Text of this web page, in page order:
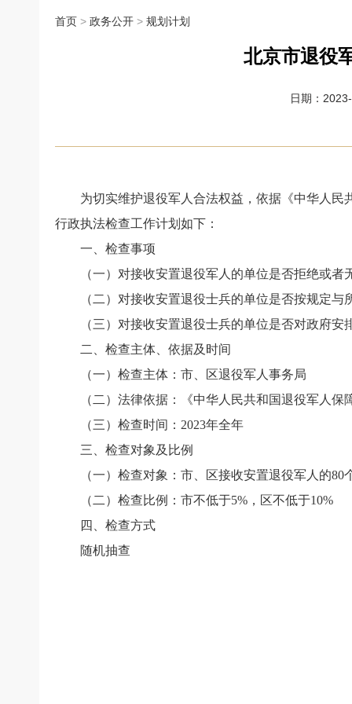
首页 > 政务公开 > 规划计划
北京市退役
日期：
为切实维护退役军人合法权益，依据《中华人民
行政执法检查工作计划如下：
一、检查事项
（一） 对接收安置退役军人的单位是否拒绝或
（二） 对接收安置退役士兵的单位是否按规定
（三） 对接收安置退役士兵的单位是否对政府
二、检查主体、依据及时间
（一）检查主体： 市、区退役军人事务局
（二）法律依据：
《中华人民共和国退役军人
（三）检查时间： 2023年全年
三、检查对象及比例
（一）检查对象： 市、区接收安置退役军人的80
（二）检查比例： 市不低于5%，区不低于10%
四、检查方式
随机抽查